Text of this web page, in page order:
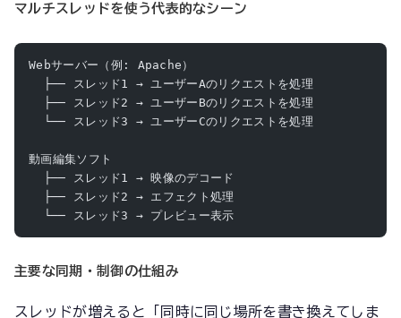
マルチスレッドを使う代表的なシーン
Webサーバー（例: Apache）
  ├── スレッド1 → ユーザーAのリクエストを処理
  ├── スレッド2 → ユーザーBのリクエストを処理
  └── スレッド3 → ユーザーCのリクエストを処理
動画編集ソフト
  ├── スレッド1 → 映像のデコード
  ├── スレッド2 → エフェクト処理
  └── スレッド3 → プレビュー表示
主要な同期・制御の仕組み
スレッドが増えると「同時に同じ場所を書き換えてしま